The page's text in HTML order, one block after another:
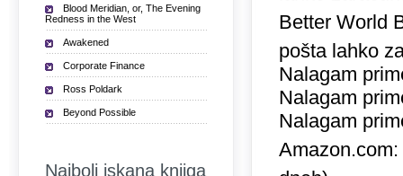
Better World
pošta lahko
Nalagam
Nalagam
Nalagam
Amazon.com:
Blood Meridian, or, The Evening
Redness in the West
Awakened
Corporate Finance
Ross Poldark
Beyond Possible
Najbolj iskana knjiga